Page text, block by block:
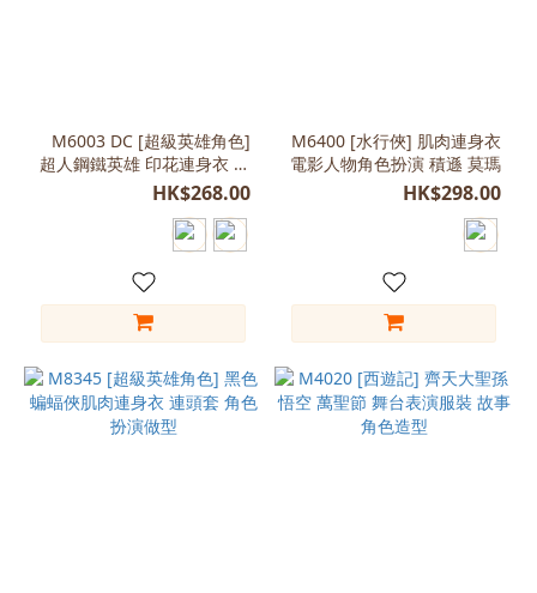
M6003 DC [超級英雄角色]
超人鋼鐵英雄 印花連身衣 成
人男裝
HK$268.00
M6400 [水行俠] 肌肉連身衣
電影人物角色扮演 積遜 莫瑪
HK$298.00